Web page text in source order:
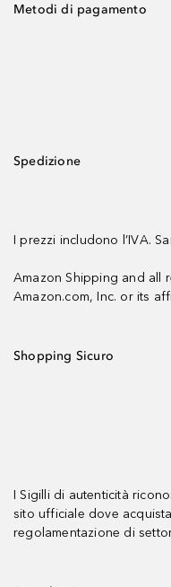
Metodi di pagamento
Spedizione
I prezzi includono l’IVA.
Amazon Shipping and all
Amazon.com, Inc. or its
Shopping Sicuro
I Sigilli di autenticità
sito ufficiale dove
regolamentazione di